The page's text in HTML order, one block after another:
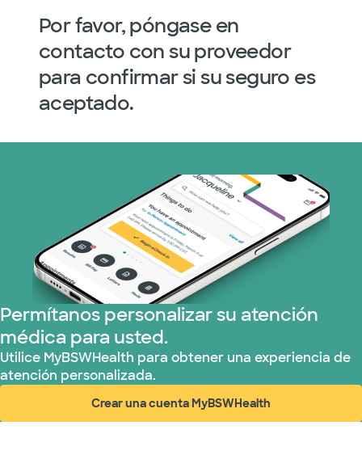
Por favor, póngase en
contacto con su proveedor
para confirmar si su seguro es
aceptado.
Permítanos personalizar su atención
médica para usted.
Utilice MyBSWHealth para obtener una experiencia de
atención personalizada.
Crear una cuenta MyBSWHealth
(abre en ventana nueva)